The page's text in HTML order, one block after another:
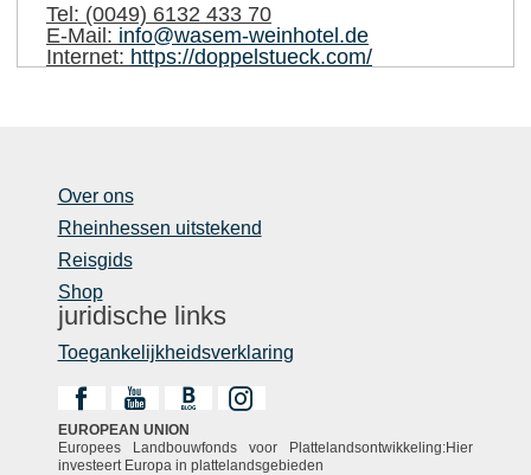
Tel: (0049) 6132 433 70
E-Mail: info@wasem-weinhotel.de
Internet: https://doppelstueck.com/
Over ons
Rheinhessen uitstekend
Reisgids
Shop
juridische links
Toegankelijkheidsverklaring
EUROPEAN UNION
Europees Landbouwfonds voor Plattelandsontwikkeling:Hier
investeert Europa in plattelandsgebieden